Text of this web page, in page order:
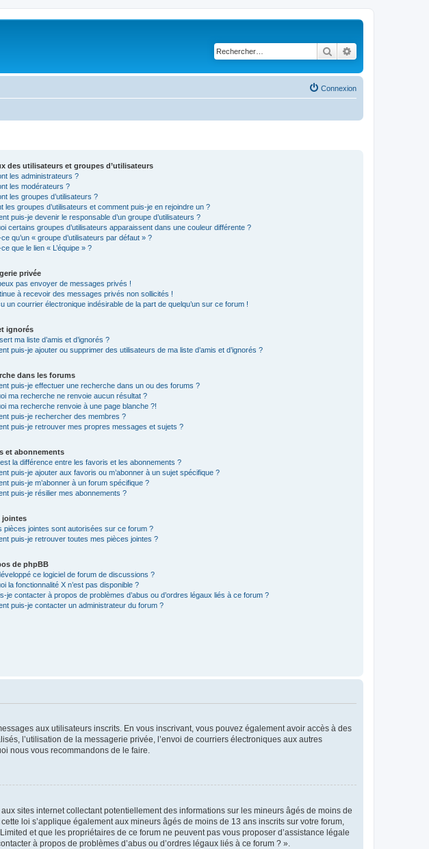
Rechercher
Connexion
des utilisateurs et groupes d’utilisateurs
les administrateurs ?
les modérateurs ?
les groupes d’utilisateurs ?
les groupes d’utilisateurs et comment puis-je en rejoindre un ?
puis-je devenir le responsable d’un groupe d’utilisateurs ?
certains groupes d’utilisateurs apparaissent dans une couleur différente ?
ce qu’un « groupe d’utilisateurs par défaut » ?
ce que le lien « L’équipe » ?
privée
pas envoyer de messages privés !
à recevoir des messages privés non sollicités !
un courrier électronique indésirable de la part de quelqu’un sur ce forum !
ignorés
ma liste d’amis et d’ignorés ?
puis-je ajouter ou supprimer des utilisateurs de ma liste d’amis et d’ignorés ?
dans les forums
puis-je effectuer une recherche dans un ou des forums ?
ma recherche ne renvoie aucun résultat ?
ma recherche renvoie à une page blanche ?!
puis-je rechercher des membres ?
puis-je retrouver mes propres messages et sujets ?
et abonnements
la différence entre les favoris et les abonnements ?
puis-je ajouter aux favoris ou m’abonner à un sujet spécifique ?
puis-je m’abonner à un forum spécifique ?
puis-je résilier mes abonnements ?
jointes
pièces jointes sont autorisées sur ce forum ?
puis-je retrouver toutes mes pièces jointes ?
de phpBB
ce logiciel de forum de discussions ?
la fonctionnalité X n’est pas disponible ?
je contacter à propos de problèmes d’abus ou d’ordres légaux liés à ce forum ?
puis-je contacter un administrateur du forum ?
aux utilisateurs inscrits. En vous inscrivant, vous pouvez également avoir accès à des
l’utilisation de la messagerie privée, l’envoi de courriers électroniques aux autres
nous vous recommandons de le faire.
sites internet collectant potentiellement des informations sur les mineurs âgés de moins de
loi s’applique également aux mineurs âgés de moins de 13 ans inscrits sur votre forum,
et que les propriétaires de ce forum ne peuvent pas vous proposer d’assistance légale
à propos de problèmes d’abus ou d’ordres légaux liés à ce forum ? ».